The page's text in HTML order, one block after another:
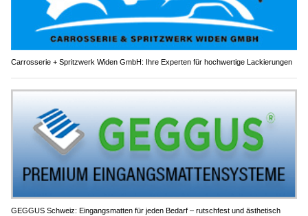
Carrosserie + Spritzwerk Widen GmbH: Ihre Experten für hochwertige Lackierungen
GEGGUS Schweiz: Eingangsmatten für jeden Bedarf – rutschfest und ästhetisch